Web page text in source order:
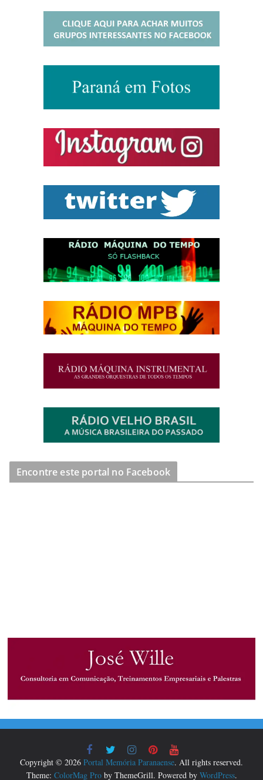
Encontre este portal no Facebook
Copyright © 2026 Portal Memória Paranaense. All rights reserved.
Theme: ColorMag Proby ThemeGrill. Powered by WordPress.